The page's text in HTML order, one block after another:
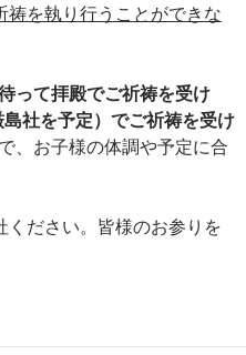
祷を執り行うことができな
って拝殿でご祈祷を受け
社を予定）でご祈祷を受け
、お子様の体調や予定に合
ください。皆様のお参りを